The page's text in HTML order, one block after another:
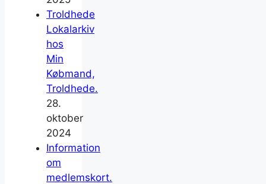
Troldhede
Lokalarkiv
hos
Min
Købmand,
Troldhede.
28.
oktober
2024
Information
om
medlemskort.